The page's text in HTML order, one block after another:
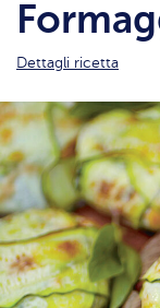
Dettagli ricetta